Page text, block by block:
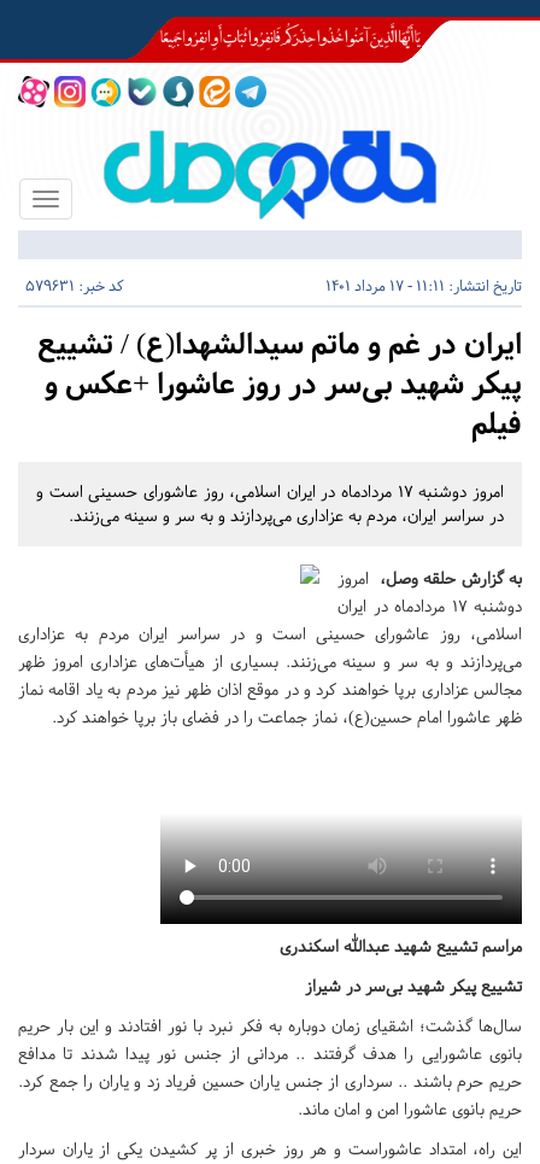
Toggle
تاریخ انتشار: 11:11 - 17 مرداد 1401 کد خبر: 579631
ایران در غم و ماتم سیدالشهدا(ع) / تشییع
پیکر شهید بی‌سر در روز عاشورا +عکس و
فیلم
امروز دوشنبه ۱۷ مردادماه در ایران اسلامی، روز عاشورای حسینی است و
در سراسر ایران، مردم به عزاداری می‌پردازند و به سر و سینه می‌زنند.
به گزارش حلقه وصل، امروز
دوشنبه ۱۷ مردادماه در ایران
اسلامی، روز عاشورای حسینی است و در سراسر ایران مردم به عزاداری
می‌پردازند و به سر و سینه می‌زنند. بسیاری از هیأت‌های عزاداری امروز ظهر
مجالس عزاداری برپا خواهند کرد و در موقع اذان ظهر نیز مردم به یاد اقامه نماز
ظهر عاشورا امام حسین(ع)، نماز جماعت را در فضای باز برپا خواهند کرد.
مراسم تشییع شهید عبدالله اسکندری
تشییع پیکر شهید بی‌سر در شیراز
سال‌ها گذشت؛ اشقیای زمان دوباره به فکر نبرد با نور افتادند و این بار حریم
بانوی عاشورایی را هدف گرفتند .. مردانی از جنس نور پیدا شدند تا مدافع
حریم حرم باشند .. سرداری از جنس یاران حسین فریاد زد و یاران را جمع کرد.
حریم بانوی عاشورا امن و امان ماند.
این راه، امتداد عاشوراست و هر روز خبری از پر کشیدن یکی از یاران سردار